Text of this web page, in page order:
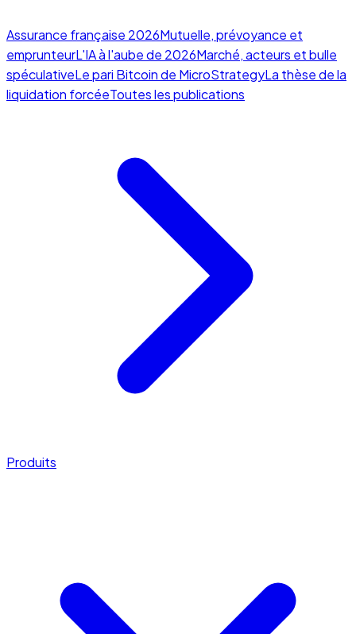
Assurance française 2026Mutuelle, prévoyance et
emprunteurL'IA à l'aube de 2026Marché, acteurs et bulle
spéculativeLe pari Bitcoin de MicroStrategyLa thèse de la
liquidation forcéeToutes les publications
Produits